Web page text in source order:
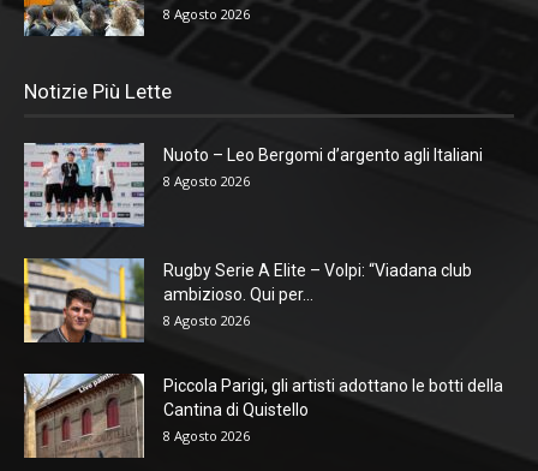
8 Agosto 2026
Notizie Più Lette
Nuoto – Leo Bergomi d’argento agli Italiani
8 Agosto 2026
Rugby Serie A Elite – Volpi: “Viadana club
ambizioso. Qui per...
8 Agosto 2026
Piccola Parigi, gli artisti adottano le botti della
Cantina di Quistello
8 Agosto 2026